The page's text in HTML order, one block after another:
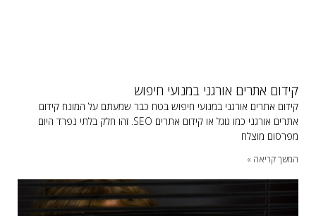
קידום אתרים אורגני במנועי חיפוש
קידום אתרים אורגני במנועי חיפוש בטח כבר שמעתם על המונח קידום
אתרים אורגני כמו גוגל או קידום אתרים SEO. זהו חלק בלתי נפרד היום
מפרסום מוצלח
המשך קריאה »